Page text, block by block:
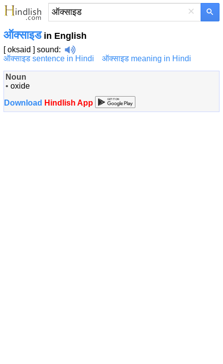
×
ऑक्साइडin English
[ oksaid ] sound:
ऑक्साइड sentence in Hindi
ऑक्साइड meaning in Hindi
Noun
• oxide
Download Hindlish App